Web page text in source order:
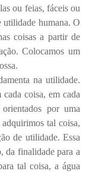
ou feias, fáceis ou
utilidade humana. O
coisas a partir de
Colocamos um
na utilidade.
coisa, em cada
por uma
tal coisa,
de utilidade. Essa
da finalidade para a
tal coisa, a água